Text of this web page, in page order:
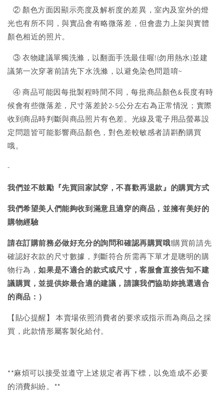
② 顏色方面因顯示亮度及解析度的差異，室內及室外的燈
光也有所不同，與實品會有略微落差，但會盡力上架與實體
顏色相近的照片。
③ 衣物建議單獨洗滌，以翻面手洗最佳喔!(勿用熱水)並建
議第一次穿著前請先下水洗滌，以避免染色問題唷~
④ 商品可能因每批製程時間不同，每批商品顏色&長度有時
候會有些微落差，尺寸落差於2-5公分左右為正常情況；實際
收到商品時判斷與商品照片有色差。光線及電子用品螢幕設
定問題皆可能影響商品顏色，對色差較敏感者請斟酌購買
哦。
-
我們並不鼓勵『先買回家試穿，不喜歡再退款』的購買方式
我們希望美人們能夠收到滿意且適穿的商品，並擁有美好的
購物經驗
請在訂購前務必做好充分的詢問和確認再購買哦!購買前請先
確認好衣款的尺寸數據，判斷符合所需再下單才是聰明的購
物行為，如果是不適合的款式或尺寸，客服會直接告知不建
議購買，並提供妳最合適的建議，請讓我們協助妳挑選適合
的商品：）
【貼心提醒】 本賣場依照消費者的要求或指示而為商品之採
買，此款情形屬客製化給付。
**麻煩可以接受並遵守上述規定者再下標，以免造成不必要
的消費糾紛。**